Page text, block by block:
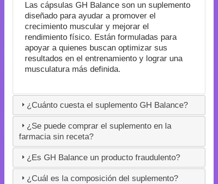
Las cápsulas GH Balance son un suplemento
diseñado para ayudar a promover el
crecimiento muscular y mejorar el
rendimiento físico. Están formuladas para
apoyar a quienes buscan optimizar sus
resultados en el entrenamiento y lograr una
musculatura más definida.
¿Cuánto cuesta el suplemento GH Balance?
¿Se puede comprar el suplemento en la
farmacia sin receta?
¿Es GH Balance un producto fraudulento?
¿Cuál es la composición del suplemento?